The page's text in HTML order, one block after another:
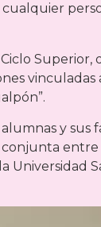
vinculadas
y sus
Universidad